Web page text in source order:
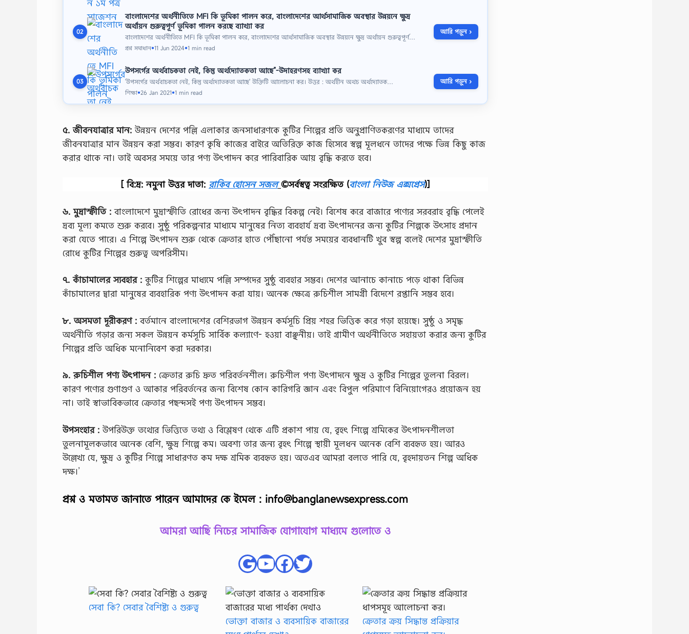
02
বাংলাদেশের অর্থনীতিতে MFI কি ভূমিকা পালন করে, বাংলাদেশের আর্থসামাজিক অবস্থার উন্নয়নে ক্ষুদ্র
অর্থায়ন গুরুত্বপূর্ণ ভূমিকা পালন করছে ব্যাখ্যা কর
বাংলাদেশের অর্থনীতিতে MFI কি ভূমিকা পালন করে, বাংলাদেশের আর্থসামাজিক অবস্থার উন্নয়নে ক্ষুদ্র অর্থায়ন গুরুত্বপূর্ণ…
প্রশ্ন সমাধান●11 Jun 2024●1 min read
আরি পড়ুন ›
03
উপসর্গের অর্থবাচকতা নেই, কিন্তু অর্থদ্যোতকতা আছে”-উদাহরণসহ ব্যাখ্যা কর
'উপসর্গের অর্থবাচকতা নেই, কিন্তু অর্থদ্যোতকতা আছে' উক্তিটি আলোচনা কর। উত্তর : অর্থহীন অথচ অর্থদ্যোতক…
শিক্ষা●26 Jan 2021●1 min read
আরি পড়ুন ›
৫. জীবনযাত্রার মান:উন্নয়ন দেশের পল্লি এলাকার জনসাধারণকে কুটির শিল্পের প্রতি অনুপ্রাণিতকরণের মাধ্যমে তাদের
জীবনযাত্রার মান উন্নয়ন করা সম্ভব। কারণ কৃষি কাজের বাইরে অতিরিক্ত কাজ হিসেবে স্বল্প মূলধনে তাদের পক্ষে ভিন্ন কিছু কাজ
করার থাকে না। তাই অবসর সময়ে তার পণ্য উৎপাদন করে পারিবারিক আয় বৃদ্ধি করতে হবে।
[ বি:দ্র: নমুনা উত্তর দাতা: রাকিব হোসেন সজল ©সর্বস্বত্ব সংরক্ষিত (বাংলা নিউজ এক্সপ্রেস)]
৬. মুদ্রাস্ফীতি :বাংলাদেশে মুদ্রাস্ফীতি রোধের জন্য উৎপাদন বৃদ্ধির বিকল্প নেই। বিশেষ করে বাজারে পণ্যের সরবরাহ বৃদ্ধি পেলেই
দ্রব্য মূল্য কমতে শুরু করবে। সুষ্ঠু পরিকল্পনার মাধ্যমে মানুষের নিত্য ব্যবহার্য দ্রব্য উৎপাদনের জন্য কুটির শিল্পকে উৎসাহ প্রদান
করা যেতে পারে। এ শিল্পে উৎপাদন শুরু থেকে ক্রেতার হাতে পৌঁছানো পর্যন্ত সময়ের ব্যবধানটি খুব স্বল্প বলেই দেশের মুদ্রাস্ফীতি
রোধে কুটির শিল্পের গুরুত্ব অপরিসীম।
৭. কাঁচামালের স্যবহার : কুটির শিল্পের মাধ্যমে পল্লি সম্পদের সুষ্ঠু ব্যবহার সম্ভব। দেশের আনাচে কানাচে পড়ে থাকা বিভিন্ন
কাঁচামালের দ্বারা মানুষের ব্যবহারিক পণ্য উৎপাদন করা যায়। অনেক ক্ষেত্রে রুচিশীল সামগ্রী বিদেশে রপ্তানি সম্ভব হবে।
৮. অসমতা দূরীকরণ : বর্তমানে বাংলাদেশের বেশিরভাগ উন্নয়ন কর্মসূচি প্রিয় শহর ভিত্তিক করে গড়া হয়েছে। সুষ্ঠু ও সমৃদ্ধ
অর্থনীতি গড়ার জন্য সকল উন্নয়ন কর্মসূচি সার্বিক কল্যাণে- হওয়া বাঞ্ছনীয়। তাই গ্রামীণ অর্থনীতিতে সহায়তা করার জন্য কুটির
শিল্পের প্রতি অধিক মনোনিবেশ করা দরকার।
৯. রুচিশীল পণ্য উৎপাদন : ক্রেতার রুচি দ্রুত পরিবর্তনশীল। রুচিশীল পণ্য উৎপাদনে ক্ষুদ্র ও কুটির শিল্পের তুলনা বিরল।
কারণ পণ্যের গুণাগুণ ও আকার পরিবর্তনের জন্য বিশেষ কোন কারিগরি জ্ঞান এবং বিপুল পরিমাণে বিনিয়োগেরও প্রয়োজন হয়
না। তাই স্বাভাবিকভাবে ক্রেতার পছন্দসই পণ্য উৎপাদন সম্ভব।
উপসংহার :উপরিউক্ত তথ্যের ভিত্তিতে তথ্য ও বিশ্লেষণ থেকে এটি প্রকাশ পায় যে, বৃহৎ শিল্পে শ্রমিকের উৎপাদনশীলতা
তুলনামূলকভাবে অনেক বেশি, ক্ষুদ্র শিল্পে কম। অবশ্য তার জন্য বৃহৎ শিল্পে স্থায়ী মূলধন অনেক বেশি ব্যবহৃত হয়। আরও
উল্লেখ্য যে, ক্ষুদ্র ও কুটির শিল্পে সাধারণত কম দক্ষ শ্রমিক ব্যবহৃত হয়। অতএব আমরা বলতে পারি যে, বৃহদায়তন শিল্প অধিক
দক্ষ।’
প্রশ্ন ও মতামত জানাতে পারেন আমাদের কে ইমেল : info@banglanewsexpress.com
আমরা আছি নিচের সামাজিক যোগাযোগ মাধ্যমে গুলোতে ও
Google
YouTube
Facebook
Twitter
সেবা কি? সেবার বৈশিষ্ট্য ও গুরুত্ব
ভোক্তা বাজার ও ব্যবসায়িক বাজারের
ক্রেতার ক্রয় সিদ্ধান্ত প্রক্রিয়ার